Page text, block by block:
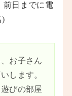
前日までに電
)
お子さん
します。
びの部屋